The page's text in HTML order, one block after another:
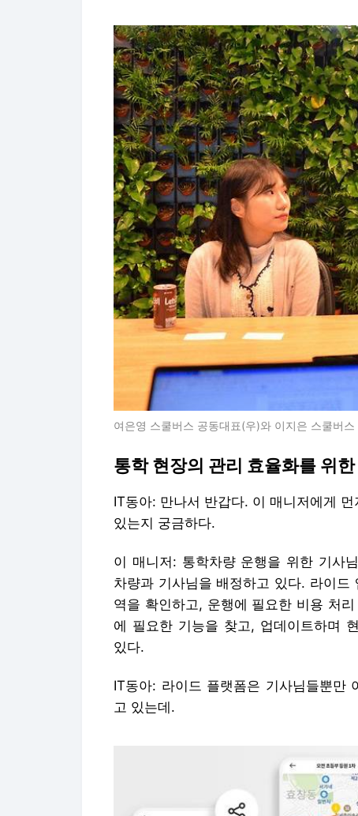
여은영 스쿨버스 공동대표(우)와 이지은 스쿨버
통학 현장의 관리 효율화를 위
IT동아: 만나서 반갑다. 이 매니저에게
있는지 궁금하다.
이 매니저: 통학차량 운행을 위한 기사
차량과 기사님을 배정하고 있다. 라이
역을 확인하고, 운행에 필요한 비용 처
에 필요한 기능을 찾고, 업데이트하며
있다.
IT동아: 라이드 플랫폼은 기사님들뿐만
고 있는데.